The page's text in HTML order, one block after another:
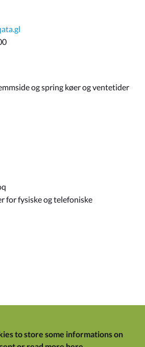
og spring køer og ventetider
for fysiske og telefoniske
to store some informations on